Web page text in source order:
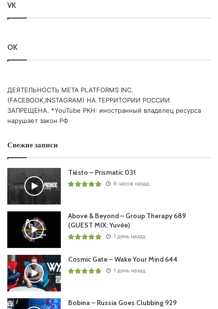
VK
OK
ДЕЯТЕЛЬНОСТЬ МЕТА PLATFORMS INC.
(FACEBOOK,INSTAGRAM) НА ТЕРРИТОРИИ РОССИИ
ЗАПРЕЩЕНА. *YouTube РКН: иностранный владелец ресурса
нарушает закон РФ
Свежие записи
Tiësto – Prismatic 031
6 часов назад
Above & Beyond – Group Therapy 689
(GUEST MIX: Yuvèe)
1 день назад
Cosmic Gate – Wake Your Mind 644
1 день назад
Bobina – Russia Goes Clubbing 929